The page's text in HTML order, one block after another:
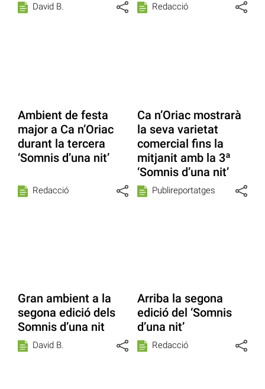
David B. Redacció
Ambient de festa
major a Ca n’Oriac
durant la tercera
‘Somnis d’una nit’
Redacció
Ca n’Oriac mostrarà
la seva varietat
comercial fins la
mitjanit amb la 3ª
‘Somnis d’una nit’
Publireportatges
Gran ambient a la
segona edició dels
Somnis d’una nit
David B.
Arriba la segona
edició del ‘Somnis
d’una nit’
Redacció